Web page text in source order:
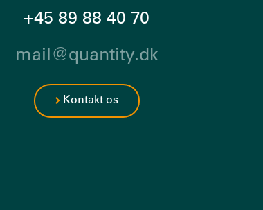
+45 89 88 40 70
mail@quantity.dk
Kontakt os